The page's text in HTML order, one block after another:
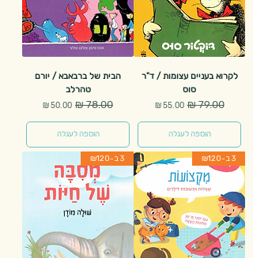
לקרוא בעניים עצומות / ד"ר
סוס
מחיר רגיל‏79.00 ‏₪ מחיר מבצע‏55.00 ‏₪
הוספה לעגלה
הבית של ברבאבא / יורם
טהרלב
מחיר רגיל מחיר מבצע
הוספה לעגלה
3 ב-₪120 3 ב-₪120